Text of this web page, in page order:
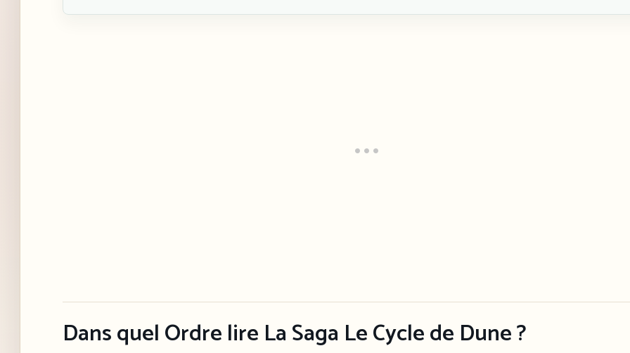
Dans quel Ordre lire La Saga Le Cycle de Dune ?